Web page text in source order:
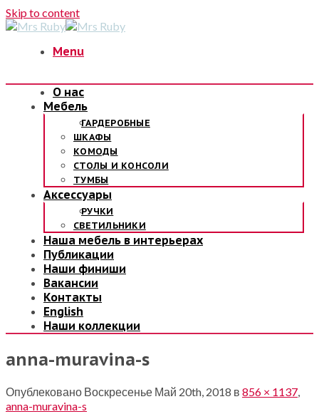
Skip to content
Menu
О нас
Мебель
ГАРДЕРОБНЫЕ
ШКАФЫ
КОМОДЫ
СТОЛЫ И КОНСОЛИ
ТУМБЫ
Аксессуары
РУЧКИ
СВЕТИЛЬНИКИ
Наша мебель в интерьерах
Публикации
Наши финиши
Вакансии
Контакты
English
Наши коллекции
anna-muravina-s
Опублековано Воскресенье Май 20th, 2018 в 856 × 1137,
anna-muravina-s